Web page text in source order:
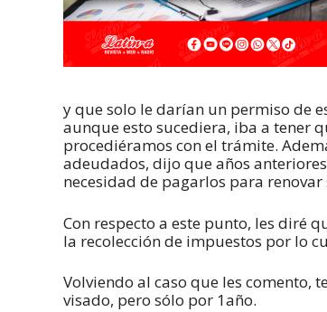
y que solo le darían un permiso de
aunque esto sucediera, iba a tener
procediéramos con el trámite.
adeudados, dijo que años
necesidad de pagarlos para
Con respecto a este punto, les diré
la recolección de impuestos por lo
Volviendo al caso que les comento,
visado, pero sólo por 1año.